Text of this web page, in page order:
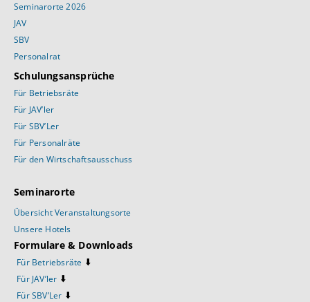
Seminarorte 2026
JAV
SBV
Personalrat
Schulungsansprüche
Für Betriebsräte
Für JAV’ler
Für SBV’Ler
Für Personalräte
Für den Wirtschaftsausschuss
Seminarorte
Übersicht Veranstaltungsorte
Unsere Hotels
Formulare & Downloads
Für Betriebsräte ⬇️
Für JAV’ler ⬇️
Für SBV’Ler ⬇️